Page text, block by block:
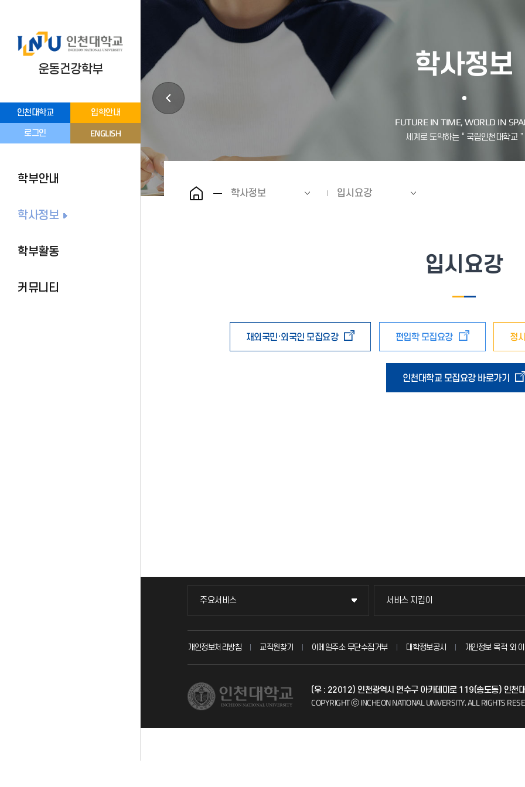
인천대학교 입학안내
로그인 ENGLISH
운동건강학부
학부안내
학사정보
학부활동
커뮤니티
학사정보
학사정보 입시요강
입시요강
재외국민·외국인 모집요강 편입학 모집요강 정
인천대학교 모집요강 바로가기
주요서비스
주요서비스
교무회의방송
시설예약
서비스 지킴이
서비스 지킴이
묻고 답하기
자주 묻는 질문(FAQ)
개인정보처리방침 교직원찾기 이메일주소 무단수집거부 대학정보공시 개인정보 목적 외
(우 : 22012) 인천광역시 연수구 아카데미로 119(송도동) 인천
COPYRIGHT ⓒ INCHEON NATIONAL UNIVERSITY.ALL RIGHTS